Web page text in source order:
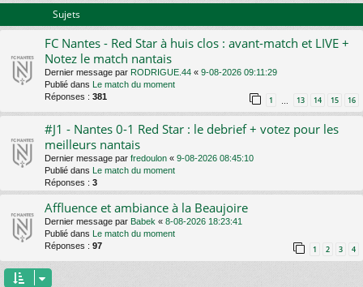
c
h
Sujets
FC Nantes - Red Star à huis clos : avant-match et LIVE +
Notez le match nantais
Dernier message par RODRIGUE.44 « 9-08-2026 09:11:29
Publié dans Le match du moment
Réponses : 381 1 … 13 14 15 16
#J1 - Nantes 0-1 Red Star : le debrief + votez pour les
meilleurs nantais
Dernier message par fredoulon « 9-08-2026 08:45:10
Publié dans
Le match du moment
Réponses : 3
Affluence et ambiance à la Beaujoire
Dernier message par Babek « 8-08-2026 18:23:41
Publié dans
Le match du moment
Réponses : 97 1 2 3 4